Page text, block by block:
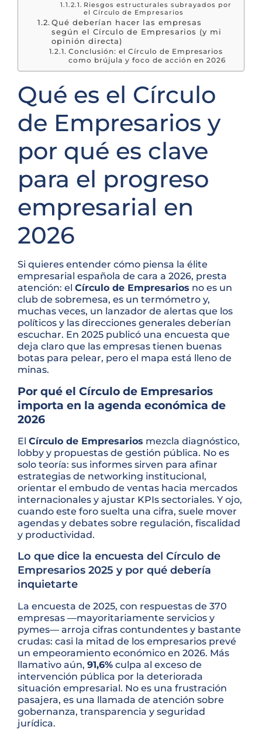
Riesgos estructurales subrayados por
el Círculo de Empresarios
Qué deberían hacer las empresas
según el Círculo de Empresarios (y mi
opinión directa)
Conclusión: el Círculo de Empresarios
como brújula y foco de acción en 2026
Qué es el Círculo
de Empresarios y
por qué es clave
para el progreso
empresarial en
2026
Si quieres entender cómo piensa la élite
empresarial española de cara a 2026, presta
atención: el Círculo de Empresarios no es un
club de sobremesa, es un termómetro y,
muchas veces, un lanzador de alertas que los
políticos y las direcciones generales deberían
escuchar. En 2025 publicó una encuesta que
deja claro que las empresas tienen buenas
botas para pelear, pero el mapa está lleno de
minas.
Por qué el Círculo de Empresarios
importa en la agenda económica de
2026
El Círculo de Empresarios mezcla diagnóstico,
lobby y propuestas de gestión pública. No es
solo teoría: sus informes sirven para afinar
estrategias de networking institucional,
orientar el embudo de ventas hacia mercados
internacionales y ajustar KPIs sectoriales. Y ojo,
cuando este foro suelta una cifra, suele mover
agendas y debates sobre regulación, fiscalidad
y productividad.
Lo que dice la encuesta del Círculo de
Empresarios 2025 y por qué debería
inquietarte
La encuesta de 2025, con respuestas de 370
empresas —mayoritariamente servicios y
pymes— arroja cifras contundentes y bastante
crudas: casi la mitad de los empresarios prevé
un empeoramiento económico en 2026. Más
llamativo aún, 91,6% culpa al exceso de
intervención pública por la deteriorada
situación empresarial. No es una frustración
pasajera, es una llamada de atención sobre
gobernanza, transparencia y seguridad
jurídica.